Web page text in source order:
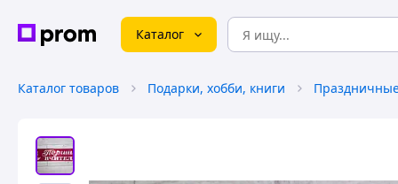
Каталог
Каталог товаров Подарки, хобби, книги